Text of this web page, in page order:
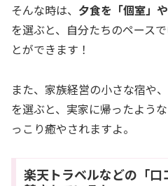
そんな時は、 夕食を「個室」や
を選ぶと、自分たちのペース
とができます！
また、家族経営の小さな宿や
を選ぶと、実家に帰ったよう
っこり癒やされますよ。
楽天トラベルなどの「